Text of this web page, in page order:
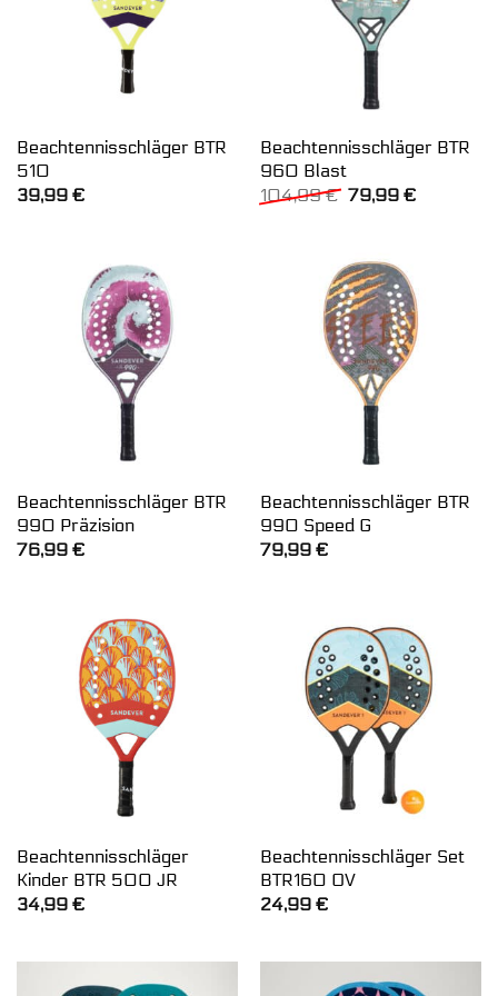
Beachtennisschläger BTR
510
39,99 €
Beachtennisschläger BTR
960 Blast
104,99€ Ursprünglicher
79,99 €Aktueller
Beachtennisschläger BTR
990 Präzision
76,99 €
Beachtennisschläger BTR
990 Speed G
79,99 €
Beachtennisschläger
Kinder BTR 500 JR
34,99 €
Beachtennisschläger Set
BTR160 OV
24,99 €